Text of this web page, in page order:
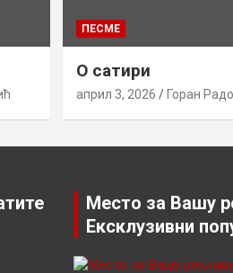
ПЕСМЕ
О сатири
април 3, 2026 Горан
Место за Вашу
Ексклузивни